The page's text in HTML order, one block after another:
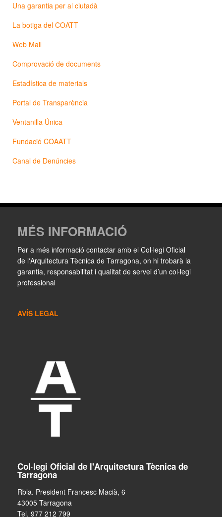
Una garantia per al ciutadà
La botiga del COATT
Web Mail
Comprovació de documents
Estadística de materials
Portal de Transparència
Ventanilla Única
Fundació COAATT
Canal de Denúncies
MÉS INFORMACIÓ
Per a més informació contactar amb el Col·legi Oficial
de l'Arquitectura Tècnica de Tarragona, on hi trobarà la
garantia, responsabilitat i qualitat de servei d’un col·legi
professional
AVÍS LEGAL
Col·legi Oficial de l'Arquitectura Tècnica de
Tarragona
Rbla. President Francesc Macià, 6
43005 Tarragona
Tel. 977 212 799